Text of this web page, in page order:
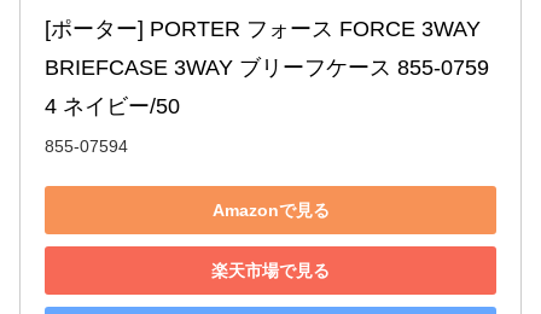
[ポーター] PORTER フォース FORCE 3WAY
BRIEFCASE 3WAY ブリーフケース 855-0759
4 ネイビー/50
855-07594
Amazonで見る
楽天市場で見る